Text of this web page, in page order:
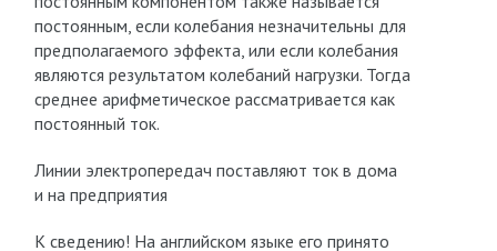
постоянным, если колебания незначительны для
предполагаемого эффекта, или если колебания
являются результатом колебаний нагрузки. Тогда
среднее арифметическое рассматривается как
постоянный ток.
Линии электропередач поставляют ток в дома
и на предприятия
К сведению! На английском языке его принято